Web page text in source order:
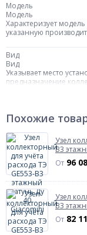
Модель
Модель
Характеризует
указанную
Вид
Вид
Указывает место
предназначение
Назначение
Указывает для какой
узел (ГВС, отопление)
Материал
Материал
Характеризует
выполнены основные
Диаметр коллектора
Диаметр коллектора
Характеризует
которой изготовлен
Похожие
Узел
B3
От 96
Узел
B3
От 82